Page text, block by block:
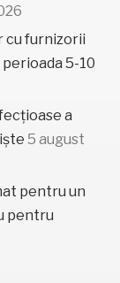
cu furnizorii
5-10
a
5 august
pentru un
pentru